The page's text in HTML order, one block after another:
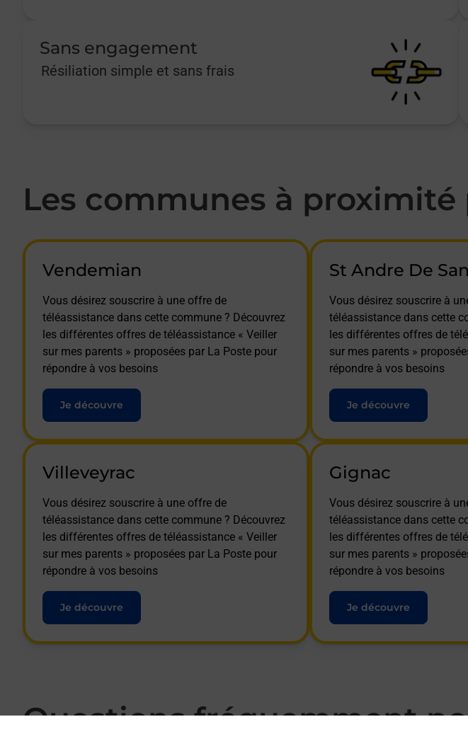
Sans engagement
Résiliation simple et sans frais
Les communes à
Vendemian
Vous désirez souscrire à une offre de
téléassistance dans cette commune ? Découvrez
les différentes offres de téléassistance « Veiller
sur mes parents » proposées par La Poste pour
répondre à vos besoins
Je découvre
St Andre De
Vous désirez souscrire à
téléassistance dans cette
les différentes offres de
sur mes parents »
répondre à vos besoins
Je découvre
Villeveyrac
Vous désirez souscrire à une offre de
téléassistance dans cette commune ? Découvrez
les différentes offres de téléassistance « Veiller
sur mes parents » proposées par La Poste pour
répondre à vos besoins
Je découvre
Gignac
Vous désirez souscrire à
téléassistance dans cette
les différentes offres de
sur mes parents »
répondre à vos besoins
Je découvre
Questions fréquemment